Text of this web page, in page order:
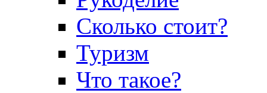
Сколько стоит?
Туризм
Что такое?